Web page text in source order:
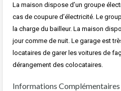
La maison dispose d’un groupe
cas de coupure d’électricité. Le
la charge du bailleur. La maison
jour comme de nuit. Le garage est
locataires de garer les voitures de
dérangement des colocataires.
Informations Complémentaires